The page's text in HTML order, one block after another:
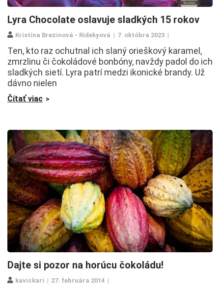
Lyra Chocolate oslavuje sladkých 15 rokov
Kristína Brezinová - Ridekyová 7. októbra 2023
Ten, kto raz ochutnal ich slaný orieškový karamel,
zmrzlinu či čokoládové bonbóny, navždy padol do ich
sladkých sietí. Lyra patrí medzi ikonické brandy. Už
dávno nielen
Čítať viac
Dajte si pozor na horúcu čokoládu!
kavickari 27. februára 2014